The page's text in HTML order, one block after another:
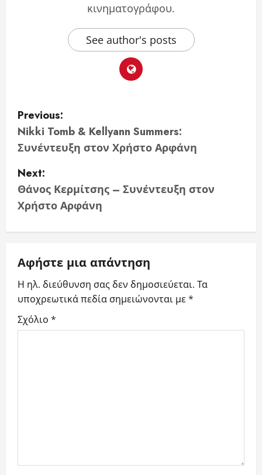
κινηματογράφου.
See author's posts
P
o
s
t
n
a
v
i
g
a
Previous:
Nikki Tomb & Kellyann Summers:
Συνέντευξη στον Χρήστο Αρφάνη
Next:
Θάνος Κερμίτσης – Συνέντευξη στον
Χρήστο Αρφάνη
Αφήστε μια απάντηση
Η ηλ. διεύθυνση σας δεν δημοσιεύεται. Τα
υποχρεωτικά πεδία σημειώνονται με*
Σχόλιο *